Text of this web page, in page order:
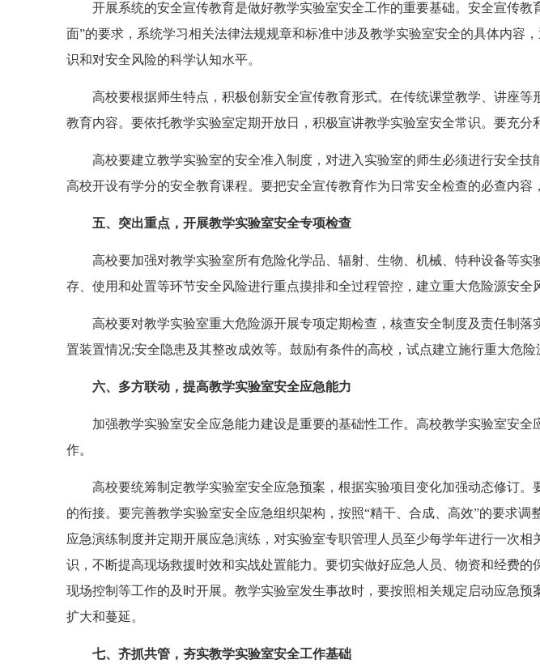
开展系统的安全宣传教育是做好教学实验室安全工作的重要基础。安全宣传教
面”的要求，系统学习相关法律法规规章和标准中涉及教学实验室安全的具体内容
识和对安全风险的科学认知水平。
高校要根据师生特点，积极创新安全宣传教育形式。在传统课堂教学、讲座等
教育内容。要依托教学实验室定期开放日，积极宣讲教学实验室安全常识。要充分
高校要建立教学实验室的安全准入制度，对进入实验室的师生必须进行安全技
高校开设有学分的安全教育课程。要把安全宣传教育作为日常安全检查的必查内容
五、突出重点，开展教学实验室安全专项检查
高校要加强对教学实验室所有危险化学品、辐射、生物、机械、特种设备等实
存、使用和处置等环节安全风险进行重点摸排和全过程管控，建立重大危险源安全
高校要对教学实验室重大危险源开展专项定期检查，核查安全制度及责任制落
置装置情况;安全隐患及其整改成效等。鼓励有条件的高校，试点建立施行重大危险
六、多方联动，提高教学实验室安全应急能力
加强教学实验室安全应急能力建设是重要的基础性工作。高校教学实验室安全
作。
高校要统筹制定教学实验室安全应急预案，根据实验项目变化加强动态修订。
的衔接。要完善教学实验室安全应急组织架构，按照“精干、合成、高效”的要求
应急演练制度并定期开展应急演练，对实验室专职管理人员至少每学年进行一次
识，不断提高现场救援时效和实战处置能力。要切实做好应急人员、物资和经费
现场控制等工作的及时开展。教学实验室发生事故时，要按照相关规定启动应急
扩大和蔓延。
七、齐抓共管，夯实教学实验室安全工作基础